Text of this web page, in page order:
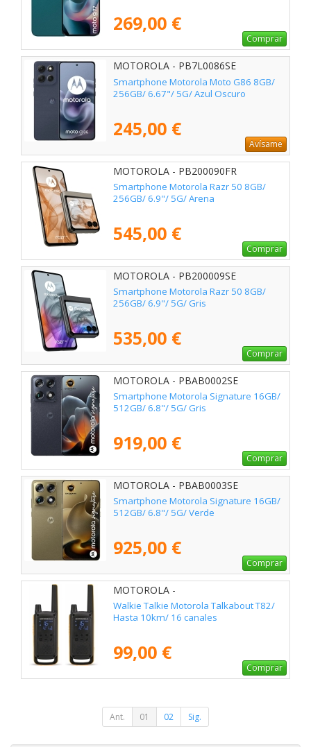
269,00 €
Comprar
MOTOROLA - PB7L0086SE
Smartphone Motorola Moto G86 8GB/
256GB/ 6.67"/ 5G/ Azul Oscuro
245,00 €
Avísame
MOTOROLA - PB200090FR
Smartphone Motorola Razr 50 8GB/
256GB/ 6.9"/ 5G/ Arena
545,00 €
Comprar
MOTOROLA - PB200009SE
Smartphone Motorola Razr 50 8GB/
256GB/ 6.9"/ 5G/ Gris
535,00 €
Comprar
MOTOROLA - PBAB0002SE
Smartphone Motorola Signature 16GB/
512GB/ 6.8"/ 5G/ Gris
919,00 €
Comprar
MOTOROLA - PBAB0003SE
Smartphone Motorola Signature 16GB/
512GB/ 6.8"/ 5G/ Verde
925,00 €
Comprar
MOTOROLA -
Walkie Talkie Motorola Talkabout T82/
Hasta 10km/ 16 canales
99,00 €
Comprar
Ant. 01 02 Sig.